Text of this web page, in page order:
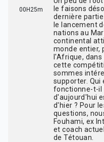
00H25m
le faisons
dernière
le lancement
nations au
continental
monde entier,
l'Afrique,
cette
sommes
supporter. Qui
fonctionne-t-il
d'aujourd'hui
d'hier ? Pour
questions,
Fouhami, ex
et coach
de Tétouan.